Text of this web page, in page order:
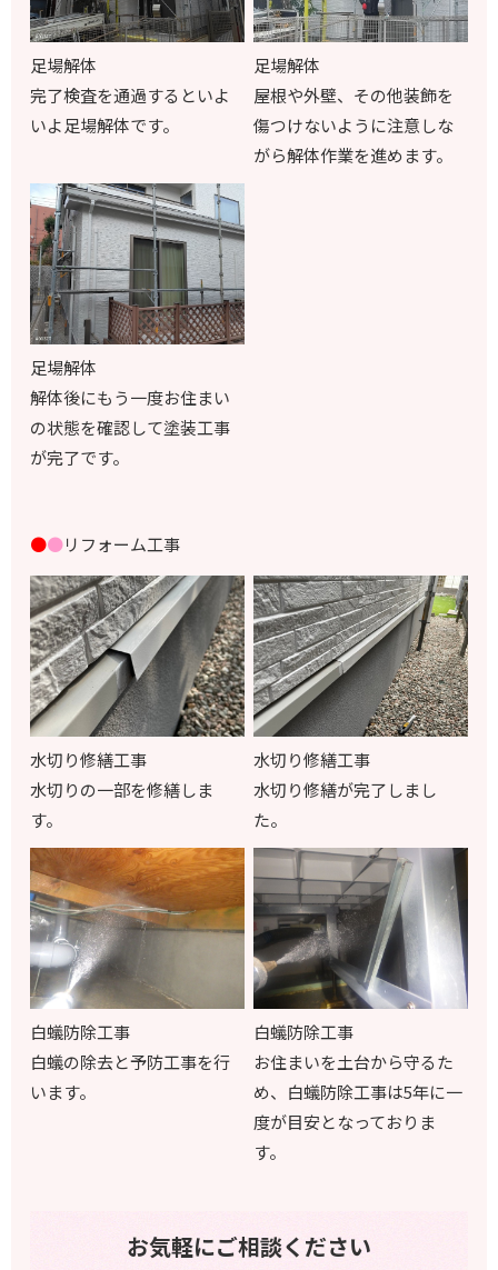
足場解体
完了検査を通過するといよ
いよ足場解体です。
足場解体
屋根や外壁、その他装飾を
傷つけないように注意しな
がら解体作業を進めます。
足場解体
解体後にもう一度お住まい
の状態を確認して塗装工事
が完了です。
●●リフォーム工事
水切り修繕工事
水切りの一部を修繕しま
す。
水切り修繕工事
水切り修繕が完了しまし
た。
白蟻防除工事
白蟻の除去と予防工事を行
います。
白蟻防除工事
お住まいを土台から守るた
め、白蟻防除工事は5年に一
度が目安となっておりま
す。
お気軽にご相談ください